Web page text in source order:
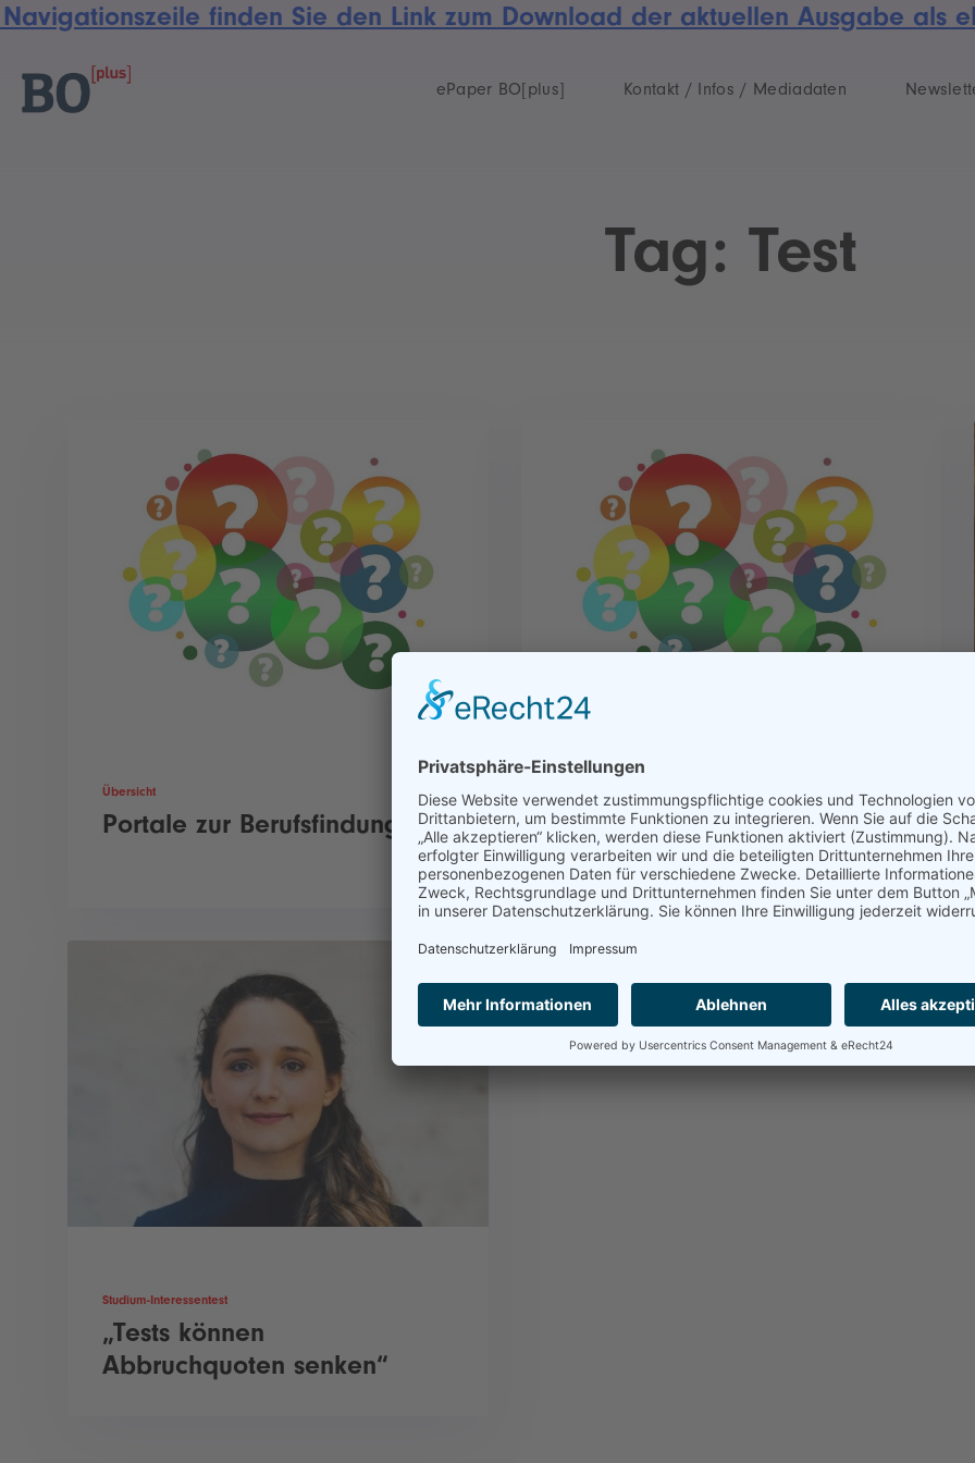
Skip
Skip
primary
navigation
finden Sie den Link zum Download der aktuellen Ausgabe als
ePaper BO[plus] Kontakt / Infos / Mediadaten
Tag: Test
Übersicht
Portale zur Berufsfindung
Portale zur Berufsfindung
Bayern
Studium-Interessentest
„Tests können
Abbruchquoten senken“